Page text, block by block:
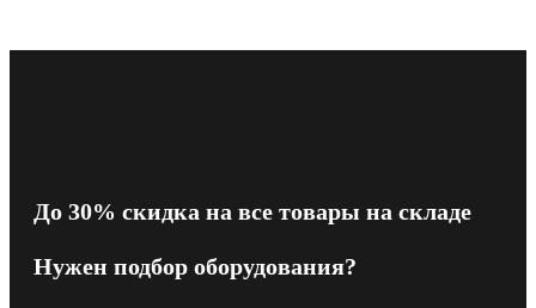
До 30% скидка на все товары на складе
Нужен подбор оборудования?